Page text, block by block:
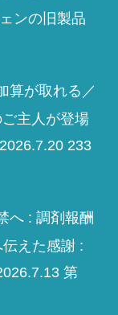
ンの旧製品
算が取れる／
主人が登場
233
へ : 調剤報酬
えた感謝 :
第